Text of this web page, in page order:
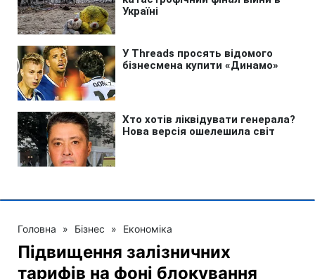
Головна » Бізнес » Економіка
Підвищення залізничних
тарифів на фоні блокування